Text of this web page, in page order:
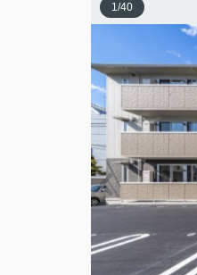
1/40